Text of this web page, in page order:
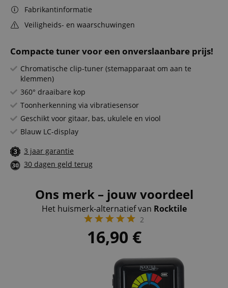
Compacte tuner voor een onverslaanbare prijs!
Chromatische clip-tuner (stemapparaat om aan te
klemmen)
360° draaibare kop
Toonherkenning via vibratiesensor
Geschikt voor gitaar, bas, ukulele en viool
Blauw LC-display
3 jaar garantie
30 dagen geld terug
Fabrikantinformatie
Veiligheids- en waarschuwingen
Ons merk – jouw voordeel
Het huismerk-alternatief van Rocktile
2
16,90 €